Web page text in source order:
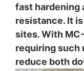
New products
fast hardening
resistance. It
sites. With
requiring such
reduce both
So spoločnosťou
o spracovaní
Analytics v plnej
nemeckých
You Tube
Naša webová